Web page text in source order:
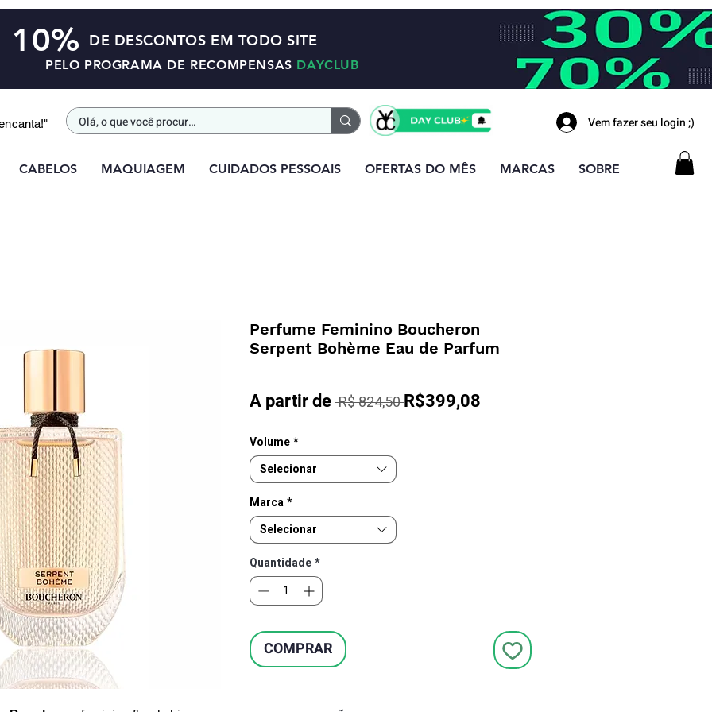
PELO PROGRAMA DE RECOMPENSAS DAYCLUB
10% DE DESCONTOS EM TODO SITE
Vem fazer seu login ;)
CABELOS MAQUIAGEM CUIDADOS PESSOAIS OFERTAS DO MÊS MARCAS SOBRE
Perfume Feminino Boucheron
Serpent Bohème Eau de Parfum
A partir de R$ 824,50 Preço
R$399,08
Volume*
Selecionar
Marca*
Selecionar
Quantidade*
COMPRAR